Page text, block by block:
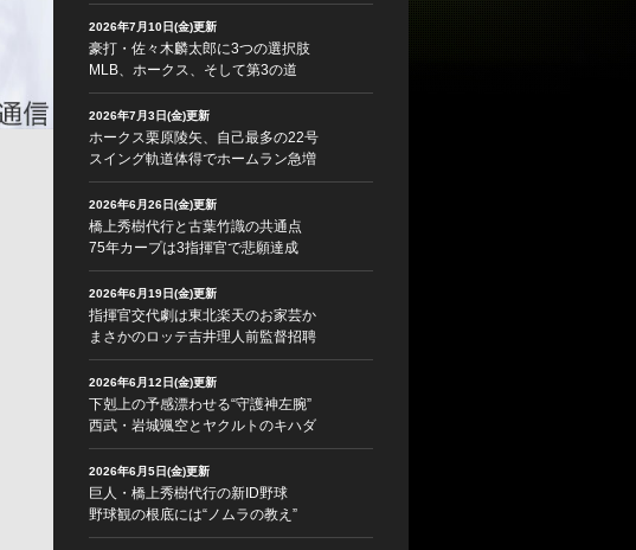
2026年7月10日(金)更新
豪打・佐々木麟太郎に3つの選択肢
MLB、ホークス、そして第3の道
2026年7月3日(金)更新
ホークス栗原陵矢、自己最多の22号
スイング軌道体得でホームラン急増
2026年6月26日(金)更新
橋上秀樹代行と古葉竹識の共通点
75年カープは3指揮官で悲願達成
2026年6月19日(金)更新
指揮官交代劇は東北楽天のお家芸か
まさかのロッテ吉井理人前監督招聘
2026年6月12日(金)更新
下剋上の予感漂わせる“守護神左腕”
西武・岩城颯空とヤクルトのキハダ
2026年6月5日(金)更新
巨人・橋上秀樹代行の新ID野球
野球観の根底には“ノムラの教え”